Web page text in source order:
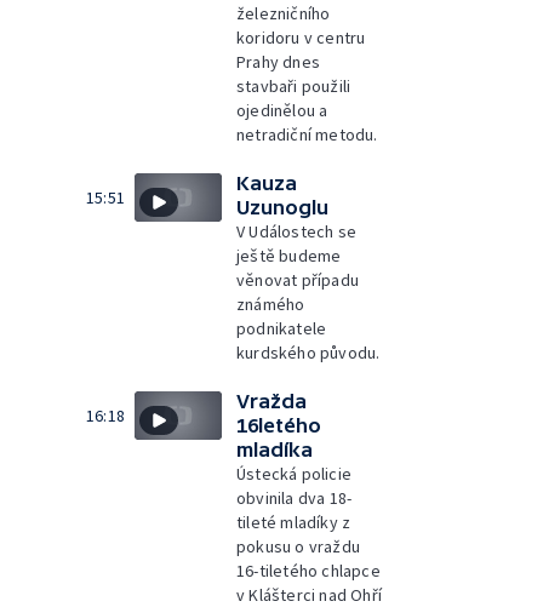
železničního
koridoru v centru
Prahy dnes
stavbaři použili
ojedinělou a
netradiční metodu.
15:51
Kauza
Uzunoglu
V Událostech se
ještě budeme
věnovat případu
známého
podnikatele
kurdského původu.
16:18
Vražda
16letého
mladíka
Ústecká policie
obvinila dva 18-
tileté mladíky z
pokusu o vraždu
16-tiletého chlapce
v Klášterci nad Ohří